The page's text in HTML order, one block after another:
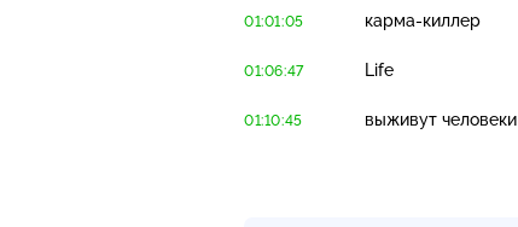
01:01:05 карма-киллер
01:06:47 Life
01:10:45 выживут человеки